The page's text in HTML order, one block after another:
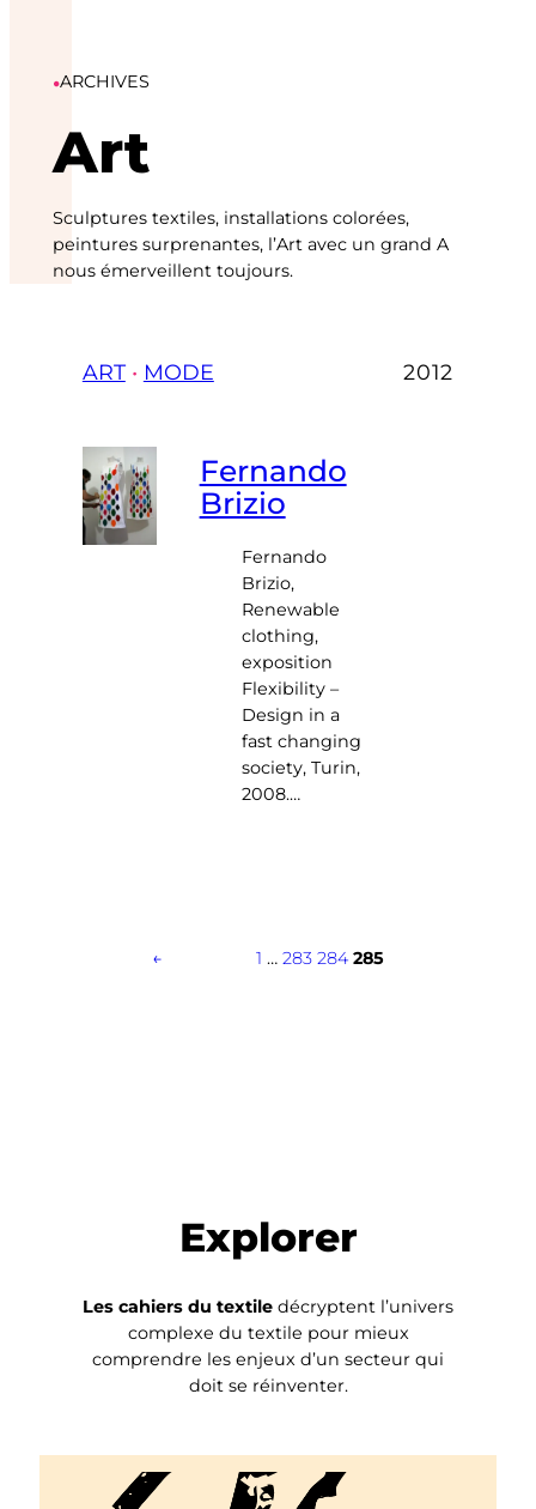
•ARCHIVES
Art
Sculptures textiles, installations colorées,
peintures surprenantes, l’Art avec un grand A
nous émerveillent toujours.
ART • MODE 2012
Fernando
Brizio
Fernando
Brizio,
Renewable
clothing,
exposition
Flexibility –
Design in a
fast changing
society, Turin,
2008.…
← 1 … 283 284 285
Explorer
Les cahiers du textile décryptent l’univers
complexe du textile pour mieux
comprendre les enjeux d’un secteur qui
doit se réinventer.